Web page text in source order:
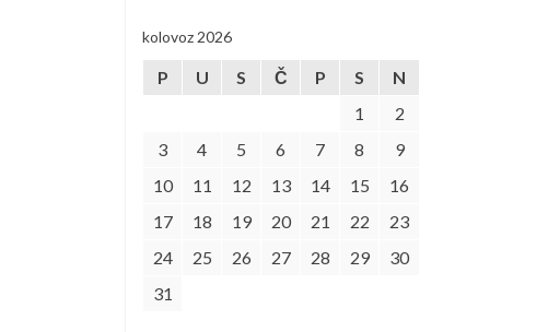
kolovoz 2026
P U S Č P S
N
1
2
3
4 5 6 7 8
9
10
11 12 13 14 15
16
17
18 19 20 21 22
23
24
25 26 27 28 29
30
31